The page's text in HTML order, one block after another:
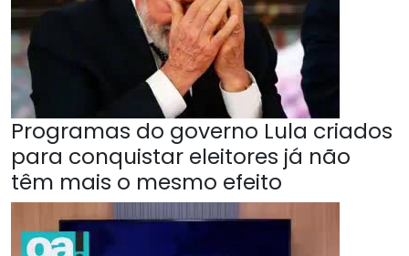
Programas do governo Lula criados
para conquistar eleitores já não
têm mais o mesmo efeito